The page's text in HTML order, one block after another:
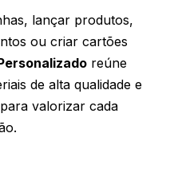
lançar produtos,
ou criar cartões
reúne
de alta qualidade e
valorizar cada